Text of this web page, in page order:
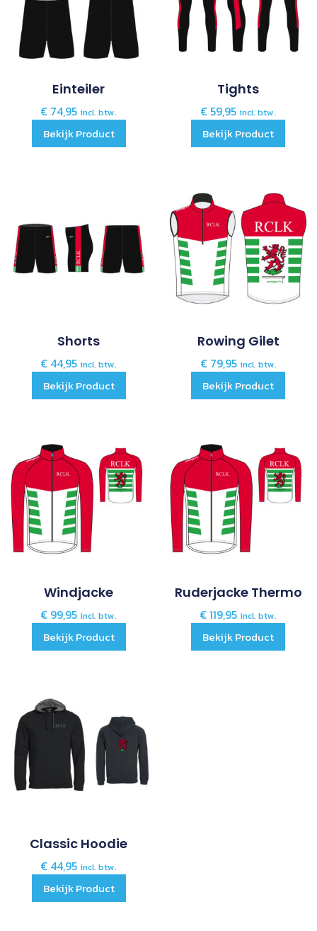
Einteiler
€ 74,95 incl. btw.
Bekijk Product
Tights
€ 59,95 incl. btw.
Bekijk Product
Shorts
€ 44,95 incl. btw.
Bekijk Product
Rowing Gilet
€79,95 incl. btw.
Bekijk Product
Windjacke
€ 99,95 incl. btw.
Bekijk Product
Ruderjacke Thermo
€119,95 incl. btw.
Bekijk Product
Classic Hoodie
€ 44,95 incl. btw.
Bekijk Product